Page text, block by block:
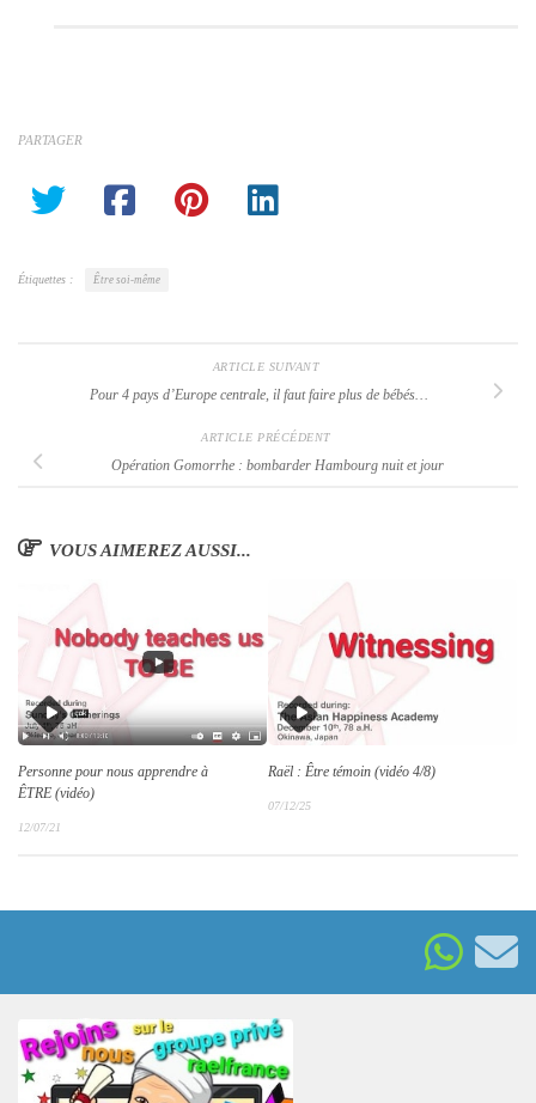
PARTAGER
Étiquettes : Être soi-même
ARTICLE SUIVANT
Pour 4 pays d’Europe centrale, il faut faire plus de bébés…
ARTICLE PRÉCÉDENT
Opération Gomorrhe : bombarder Hambourg nuit et jour
VOUS AIMEREZ AUSSI...
Personne pour nous apprendre à
ÊTRE (vidéo)
12/07/21
Raël : Être témoin (vidéo 4/8)
07/12/25